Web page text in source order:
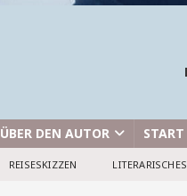
ÜBER DEN AUTOR START
REISESKIZZEN LITERARISCHES